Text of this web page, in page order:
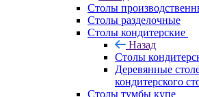
Столы
Столы разделочные
Столы кондитерские
Назад
Столы
Деревянные
кондитерского
Столы тумбы купе